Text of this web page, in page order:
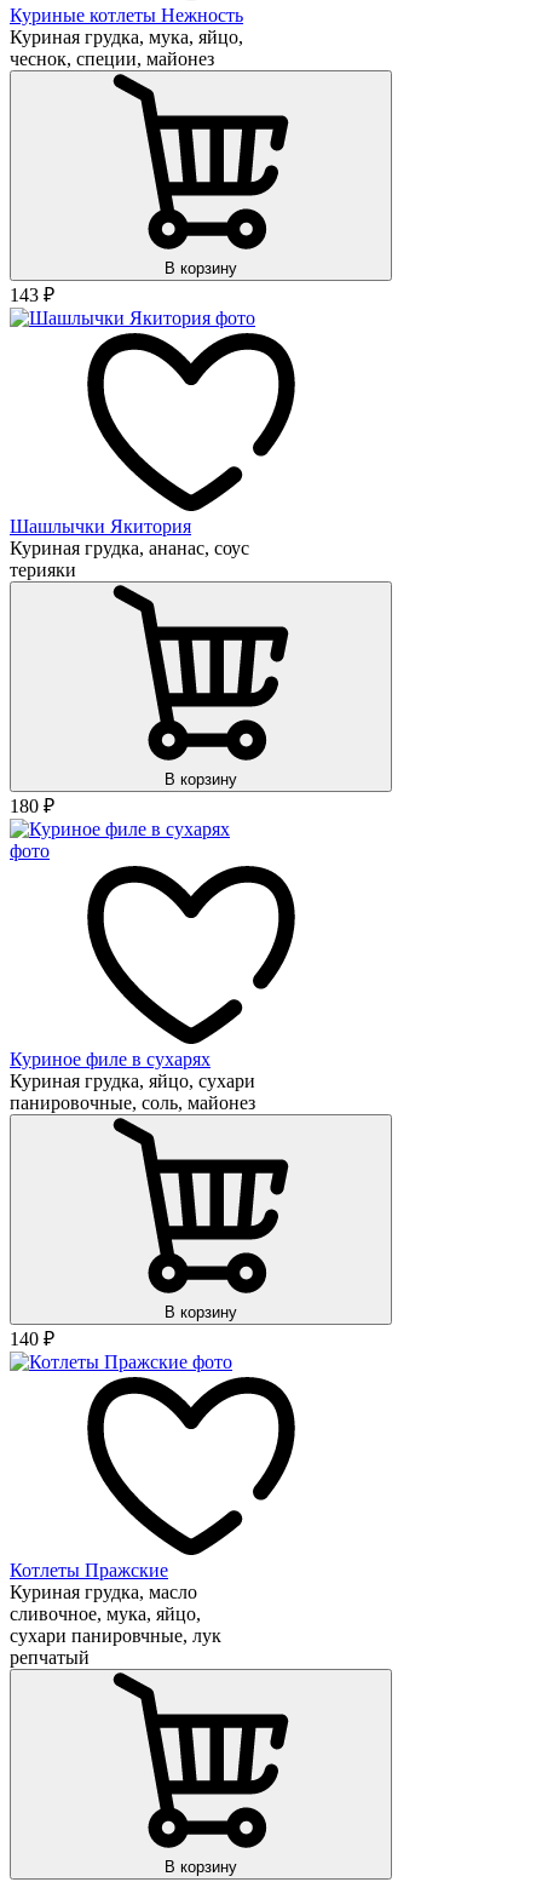
Куриные котлеты Нежность
Куриная грудка, мука, яйцо,
чеснок, специи, майонез
В корзину
143 ₽
Шашлычки Якитория
Куриная грудка, ананас, соус
терияки
В корзину
180 ₽
Куриное филе в сухарях
Куриная грудка, яйцо, сухари
панировочные, соль, майонез
В корзину
140 ₽
Котлеты Пражские
Куриная грудка, масло
сливочное, мука, яйцо,
сухари панировчные, лук
репчатый
В корзину